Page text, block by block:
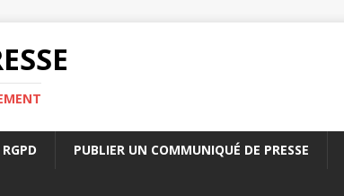
RGPD PUBLIER UN COMMUNIQUÉ DE PRESSE